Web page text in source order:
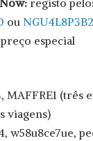
registo
ou
especial
MAFFRE1 (três
viagens)
w58u8ce7ue,